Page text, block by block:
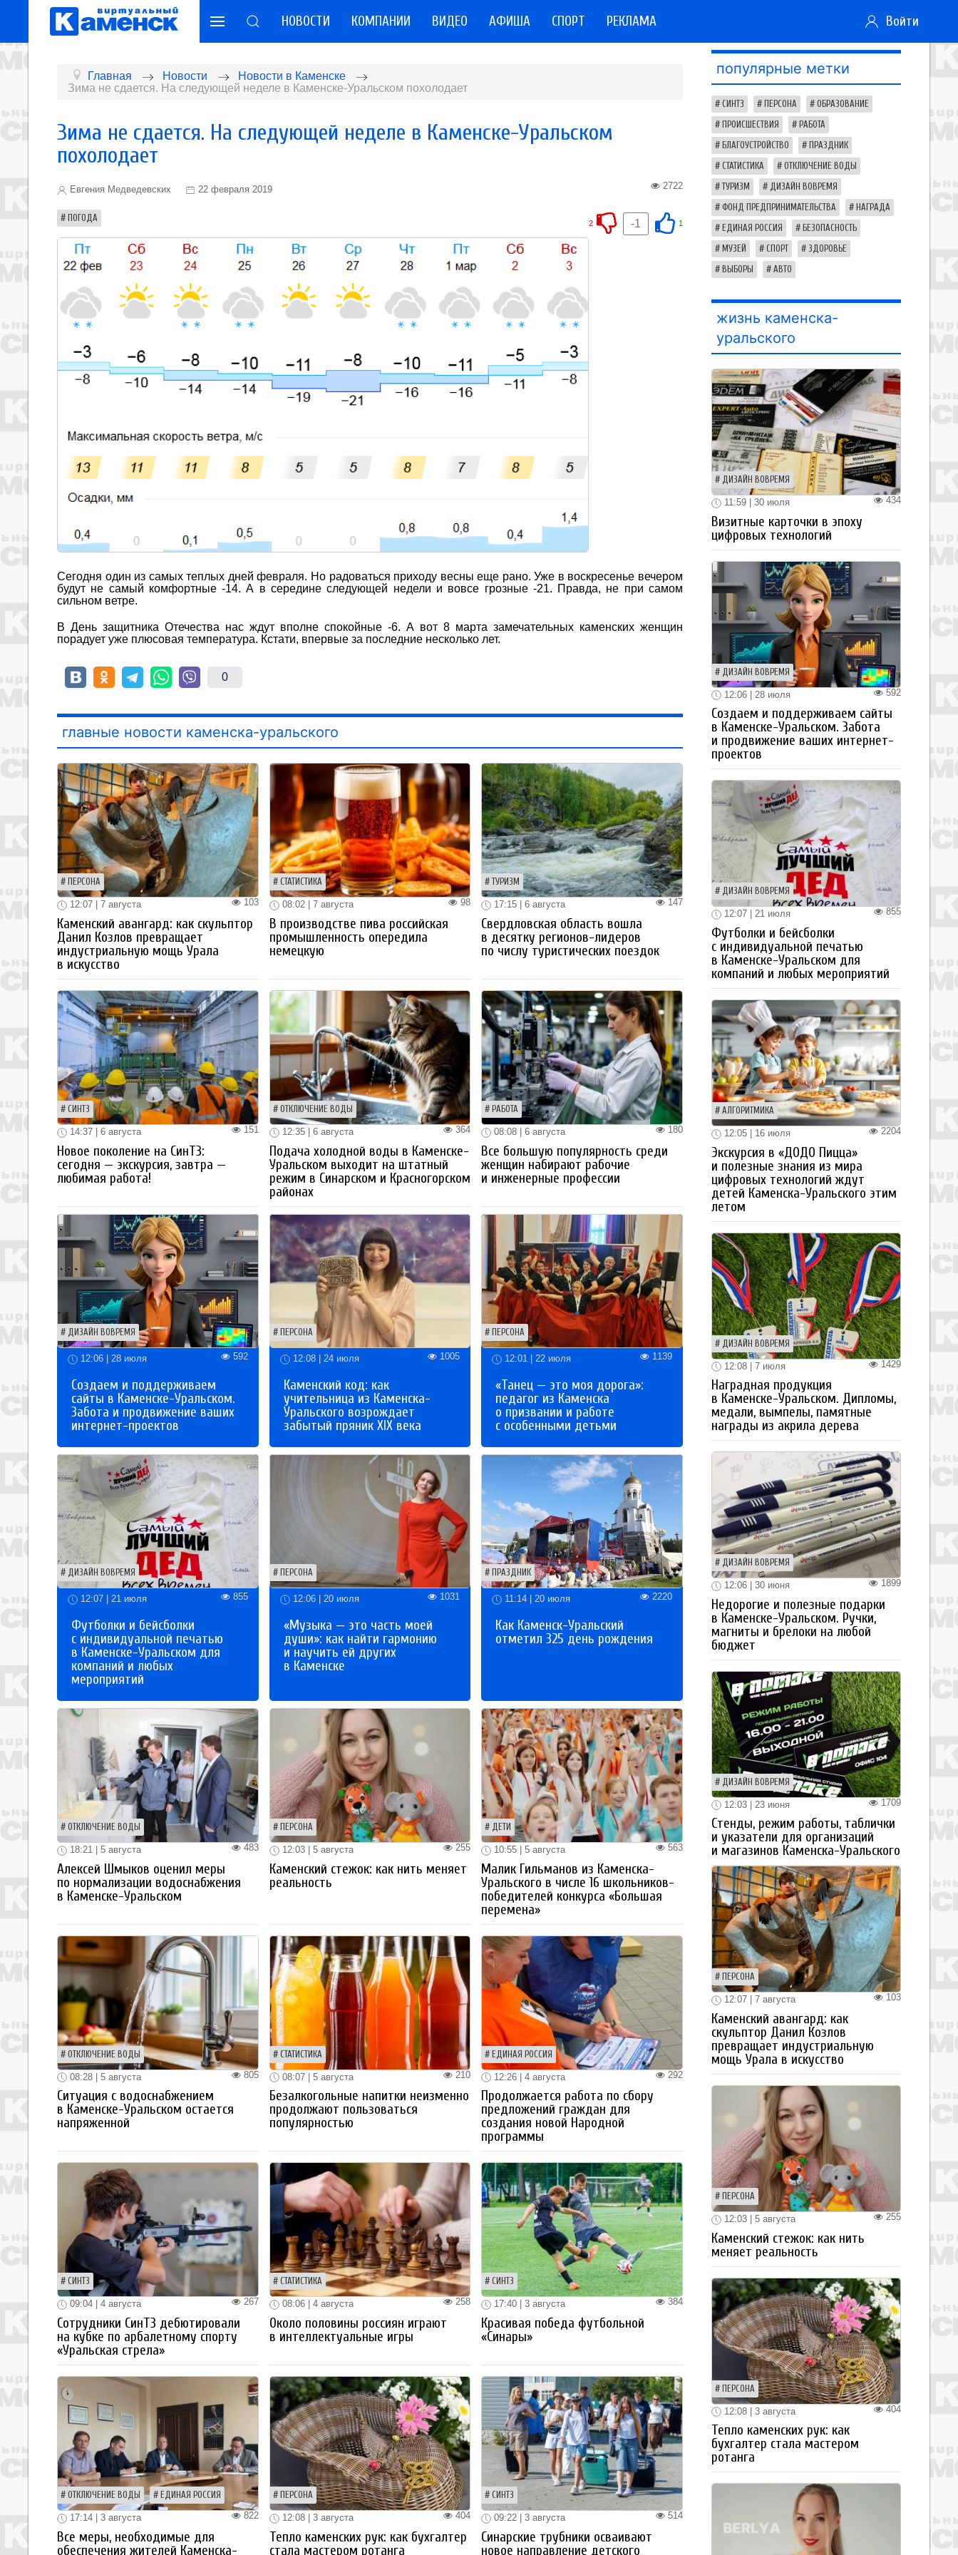
НОВОСТИ КОМПАНИИ ВИДЕО АФИША СПОРТ РЕКЛАМА Войти
Главная Новости
Новости в Каменске
Зима не сдается. На следующей неделе в Каменске-Уральском похолодает
Зима не сдается. На следующей неделе в Каменске-Уральском
похолодает
Евгения Медведевских 22 февраля 2019 2722
ПОГОДА 1
-1
2
Сегодня один из самых теплых дней февраля. Но радоваться приходу весны еще рано. Уже в воскресенье вечером
будут не самый комфортные -14. А в середине следующей недели и вовсе грозные -21. Правда, не при самом
сильном ветре.
В День защитника Отечества нас ждут вполне спокойные -6. А вот 8 марта замечательных каменских женщин
порадует уже плюсовая температура. Кстати, впервые за последние несколько лет.
0
главные новости каменска-уральского
ПЕРСОНА
103
12:07 | 7 августа
Каменский авангард: как скульптор
Данил Козлов превращает
индустриальную мощь Урала
в искусство
СТАТИСТИКА
98
08:02 | 7 августа
В производстве пива российская
промышленность опередила
немецкую
ТУРИЗМ
147
17:15 | 6 августа
Свердловская область вошла
в десятку регионов-лидеров
по числу туристических поездок
СИНТЗ
151
14:37 | 6 августа
Новое поколение на СинТЗ:
сегодня — экскурсия, завтра —
любимая работа!
ОТКЛЮЧЕНИЕ ВОДЫ
364
12:35 | 6 августа
Подача холодной воды в Каменске-
Уральском выходит на штатный
режим в Синарском и Красногорском
районах
РАБОТА
180
08:08 | 6 августа
Все большую популярность среди
женщин набирают рабочие
и инженерные профессии
ДИЗАЙН ВОВРЕМЯ
12:06 | 28 июля 592
Создаем и поддерживаем
сайты в Каменске-Уральском.
Забота и продвижение ваших
интернет-проектов
ПЕРСОНА
12:08 | 24 июля 1005
Каменский код: как
учительница из Каменска-
Уральского возрождает
забытый пряник XIX века
ПЕРСОНА
12:01 | 22 июля 1139
«Танец — это моя дорога»:
педагог из Каменска
о призвании и работе
с особенными детьми
ДИЗАЙН ВОВРЕМЯ
12:07 | 21 июля 855
Футболки и бейсболки
с индивидуальной печатью
в Каменске-Уральском для
компаний и любых
мероприятий
ПЕРСОНА
12:06 | 20 июля 1031
«Музыка — это часть моей
души»: как найти гармонию
и научить ей других
в Каменске
ПРАЗДНИК
11:14 | 20 июля 2220
Как Каменск-Уральский
отметил 325 день рождения
ОТКЛЮЧЕНИЕ ВОДЫ
483
18:21 | 5 августа
Алексей Шмыков оценил меры
по нормализации водоснабжения
в Каменске-Уральском
ПЕРСОНА
255
12:03 | 5 августа
Каменский стежок: как нить меняет
реальность
ДЕТИ
563
10:55 | 5 августа
Малик Гильманов из Каменска-
Уральского в числе 16 школьников-
победителей конкурса «Большая
перемена»
ОТКЛЮЧЕНИЕ ВОДЫ
805
08:28 | 5 августа
Ситуация с водоснабжением
в Каменске-Уральском остается
напряженной
СТАТИСТИКА
210
08:07 | 5 августа
Безалкогольные напитки неизменно
продолжают пользоваться
популярностью
ЕДИНАЯ РОССИЯ
292
12:26 | 4 августа
Продолжается работа по сбору
предложений граждан для
создания новой Народной
программы
СИНТЗ
267
09:04 | 4 августа
Сотрудники СинТЗ дебютировали
на кубке по арбалетному спорту
«Уральская стрела»
СТАТИСТИКА
258
08:06 | 4 августа
Около половины россиян играют
в интеллектуальные игры
СИНТЗ
384
17:40 | 3 августа
Красивая победа футбольной
«Синары»
ОТКЛЮЧЕНИЕ ВОДЫ ЕДИНАЯ РОССИЯ
822
17:14 | 3 августа
Все меры, необходимые для
обеспечения жителей Каменска-
ПЕРСОНА
404
12:08 | 3 августа
Тепло каменских рук: как бухгалтер
стала мастером ротанга
СИНТЗ
514
09:22 | 3 августа
Синарские трубники осваивают
новое направление детского
популярные метки
СИНТЗ ПЕРСОНА ОБРАЗОВАНИЕ
ПРОИСШЕСТВИЯ РАБОТА
БЛАГОУСТРОЙСТВО ПРАЗДНИК
СТАТИСТИКА ОТКЛЮЧЕНИЕ ВОДЫ
ТУРИЗМ ДИЗАЙН ВОВРЕМЯ
ФОНД ПРЕДПРИНИМАТЕЛЬСТВА НАГРАДА
ЕДИНАЯ РОССИЯ БЕЗОПАСНОСТЬ
МУЗЕЙ СПОРТ ЗДОРОВЬЕ
ВЫБОРЫ АВТО
жизнь каменска-
уральского
ДИЗАЙН ВОВРЕМЯ
434
11:59 | 30 июля
Визитные карточки в эпоху
цифровых технологий
ДИЗАЙН ВОВРЕМЯ
592
12:06 | 28 июля
Создаем и поддерживаем сайты
в Каменске-Уральском. Забота
и продвижение ваших интернет-
проектов
ДИЗАЙН ВОВРЕМЯ
855
12:07 | 21 июля
Футболки и бейсболки
с индивидуальной печатью
в Каменске-Уральском для
компаний и любых мероприятий
АЛГОРИТМИКА
2204
12:05 | 16 июля
Экскурсия в «ДОДО Пицца»
и полезные знания из мира
цифровых технологий ждут
детей Каменска-Уральского этим
летом
ДИЗАЙН ВОВРЕМЯ
1429
12:08 | 7 июля
Наградная продукция
в Каменске-Уральском. Дипломы,
медали, вымпелы, памятные
награды из акрила дерева
ДИЗАЙН ВОВРЕМЯ
1899
12:06 | 30 июня
Недорогие и полезные подарки
в Каменске-Уральском. Ручки,
магниты и брелоки на любой
бюджет
ДИЗАЙН ВОВРЕМЯ
1709
12:03 | 23 июня
Стенды, режим работы, таблички
и указатели для организаций
и магазинов Каменска-Уральского
ПЕРСОНА
103
12:07 | 7 августа
Каменский авангард: как
скульптор Данил Козлов
превращает индустриальную
мощь Урала в искусство
ПЕРСОНА
255
12:03 | 5 августа
Каменский стежок: как нить
меняет реальность
ПЕРСОНА
404
12:08 | 3 августа
Тепло каменских рук: как
бухгалтер стала мастером
ротанга